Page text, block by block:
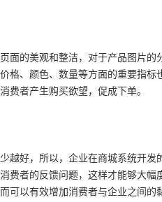
面的美观和整洁，对于产品图片的
格、颜色、数量等方面的重要指标
费者产生购买欲望，促成下单。
越好，所以，企业在商城系统开发
费者的反馈问题，这样才能够大幅
可以有效增加消费者与企业之间的